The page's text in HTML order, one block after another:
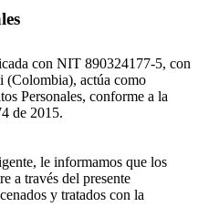
con NIT 890324177-5, con
(Colombia), actúa como
Personales, conforme a la
de 2015.
le informamos que los
a través del presente
y tratados con la